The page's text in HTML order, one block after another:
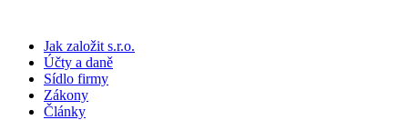
Jak založit s.r.o.
Účty a daně
Sídlo firmy
Zákony
Články